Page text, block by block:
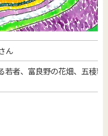
ん
若者、富良野の花畑、五稜